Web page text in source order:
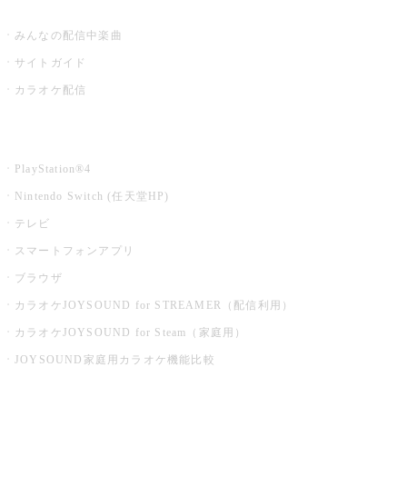
みんなの配信中楽曲
サイトガイド
カラオケ配信
PlayStation®4
Nintendo Switch (任天堂HP)
テレビ
スマートフォンアプリ
ブラウザ
カラオケJOYSOUND for STREAMER（配信利用）
カラオケJOYSOUND for Steam（家庭用）
JOYSOUND家庭用カラオケ機能比較